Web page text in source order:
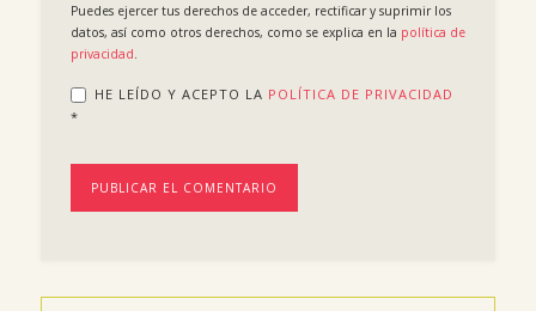
Puedes ejercer tus derechos de acceder, rectificar y suprimir los
datos, así como otros derechos, como se explica en la política de
privacidad
HE LEÍDO Y ACEPTO LA POLÍTICA DE PRIVACIDAD
*